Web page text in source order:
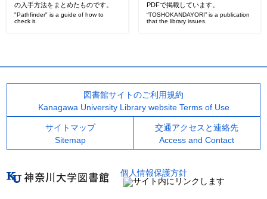
の入手方法をまとめたものです。
"Pathfinder" is a guide of how to
check it.
PDFで掲載しています。
“TOSHOKANDAYORI” is a publication
that the library issues.
図書館サイトのご利用規約
Kanagawa University Library website Terms of Use
サイトマップ
Sitemap
交通アクセスと連絡先
Access and Contact
個人情報保護方針